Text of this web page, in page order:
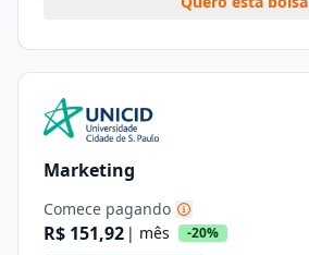
Marketing
Comece pagando
R$ 151,92 | mês -20%